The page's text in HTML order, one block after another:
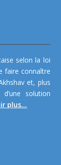
selon la loi
faire connaître
et, plus
solution
plus...